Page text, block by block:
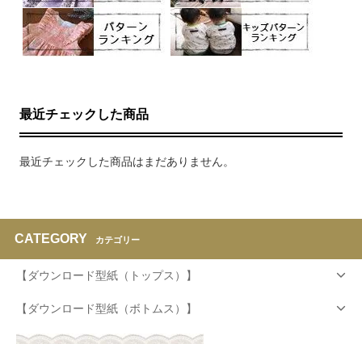
最近チェックした商品
最近チェックした商品はまだありません。
CATEGORY カテゴリー
【ダウンロード型紙（トップス）】
【ダウンロード型紙（ボトムス）】